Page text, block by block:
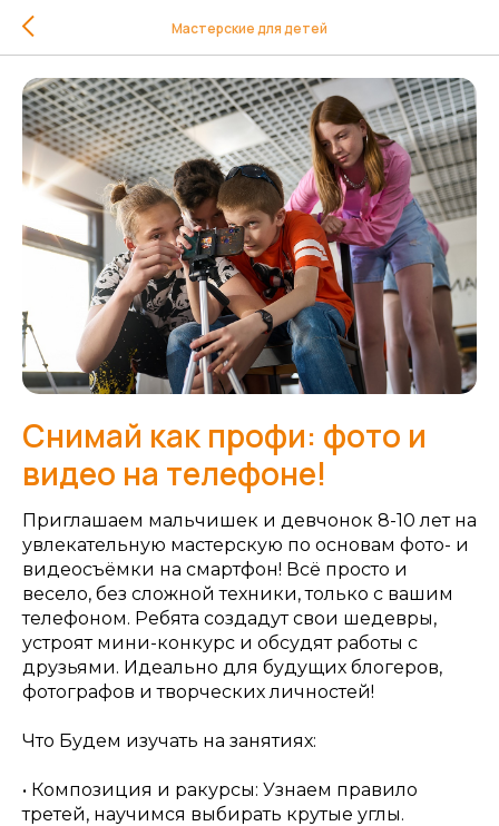
Мастерские для детей
Снимай как профи: фото и
видео на телефоне!
Приглашаем мальчишек и девчонок 8-10 лет на
увлекательную мастерскую по основам фото- и
видеосъёмки на смартфон! Всё просто и
весело, без сложной техники, только с вашим
телефоном. Ребята создадут свои шедевры,
устроят мини-конкурс и обсудят работы с
друзьями. Идеально для будущих блогеров,
фотографов и творческих личностей!
Что Будем изучать на занятиях:
• Композиция и ракурсы: Узнаем правило
третей, научимся выбирать крутые углы.